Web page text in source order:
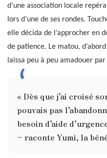
d’une association locale
lors d’une de ses rondes.
elle décida de l’approcher en
de patience. Le matou,
laissa peu à peu amadouer
« Dès que j’ai croisé
pouvais pas
besoin d’aide
– raconte Yumi, la